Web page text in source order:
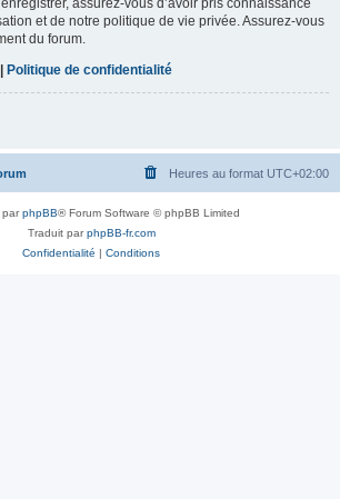
et de notre politique de vie privée. Assurez-vous
du forum.
| Politique de confidentialité
Heures au format UTC+02:00
parphpBB® Forum Software © phpBB Limited
Traduit parphpBB-fr.com
Confidentialité | Conditions